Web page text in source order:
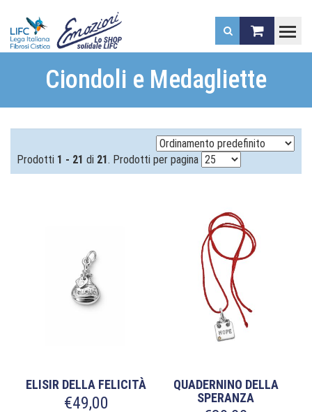
Ciondoli e Medagliette
Prodotti 1 - 21 di 21. Prodotti per pagina
ELISIR DELLA FELICITÀ
€49,00
QUADERNINO DELLA
SPERANZA